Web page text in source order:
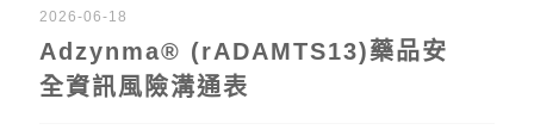
2026-06-18
Adzynma® (rADAMTS13)藥品安
全資訊風險溝通表